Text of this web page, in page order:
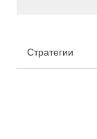
Стратегии